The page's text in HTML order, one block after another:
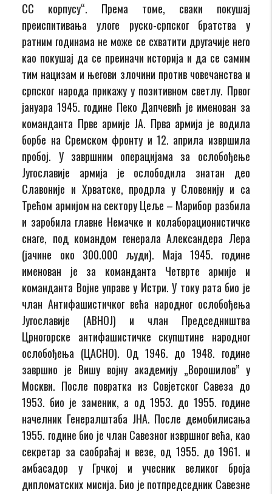
СС корпусу“. Према томе, сваки покушај
преиспитивања улоге руско-српског братства у
ратним годинама не може се схватити другачије него
као покушај да се преиначи историја и да се самим
тим нацизам и његови злочини против човечанства и
српског народа прикажу у позитивном светлу. Првог
јануара 1945. године Пеко Дапчевић је именован за
команданта Прве армије ЈА. Прва армија је водила
борбе на Сремском фронту и 12. априла извршила
пробој. У завршним операцијама за ослобођење
Југославије армија је ослободила знатан део
Славоније и Хрватске, продрла у Словенију и са
Трећом армијом на сектору Цеље – Марибор разбила
и заробила главне Немачке и колаборационистичке
снаге, под командом генерала Александера Лера
(јачине око 300.000 људи). Маја 1945. године
именован је за команданта Четврте армије и
команданта Војне управе у Истри. У току рата био је
члан Антифашистичког већа народног ослобођења
Југославије (АВНОЈ) и члан Председништва
Црногорске антифашистичке скупштине народног
ослобођења (ЦАСНО). Од 1946. до 1948. године
завршио је Вишу војну академију „Ворошилов” у
Москви. После повратка из Совјетског Савеза до
1953. био је заменик, а од 1953. до 1955. године
начелник Генералштаба ЈНА. После демобилисања
1955. године био је члан Савезног извршног већа, као
секретар за саобраћај и везе, од 1955. до 1961. и
амбасадор у Грчкој и учесник великог броја
дипломатских мисија. Био је потпредседник Савезне